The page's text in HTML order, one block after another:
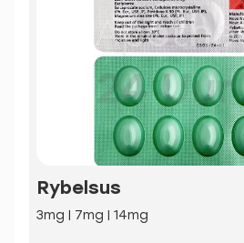
Rybelsus
3mg | 7mg | 14mg